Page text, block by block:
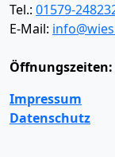
Tel.: 01579-
E-Mail:
Öffnungszeiten:
Impressum
Datenschutz